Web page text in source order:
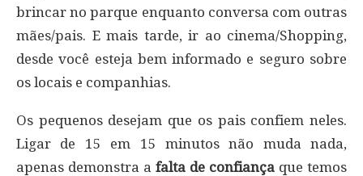
brincar no parque enquanto conversa com outras
mães/pais. E mais tarde, ir ao cinema/Shopping,
desde você esteja bem informado e seguro sobre
os locais e companhias.
Os pequenos desejam que os pais confiem neles.
Ligar de 15 em 15 minutos não muda nada,
apenas demonstra a falta de confiança que temos